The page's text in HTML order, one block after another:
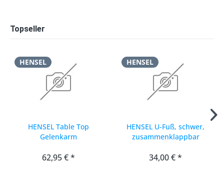
Topseller
HENSEL
HENSEL Table Top
Gelenkarm
62,95 € *
HENSEL
HENSEL U-Fuß, schwer,
zusammenklappbar
34,00 € *